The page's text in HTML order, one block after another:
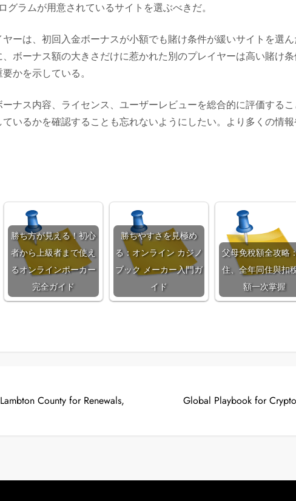
ラムが用意されているサイトを選ぶべきだ。
ーは、初回入金ボーナスが小額でも賭け条件が緩いサイトを選
ボーナス額の大きさだけに惹かれた別のプレイヤーは高い賭け
かを示している。
ナス内容、ライセンス、ユーザーレビューを総合的に評価する
いるかを確認することも忘れないようにしたい。より多くの情
勝ち方が見える！初心
者から上級者まで使え
るオンラインポーカー
完全ガイド
勝ちやすさを見極め
る：オンライン カジノ
ブック メーカー入門ガ
イド
父母免稅額全攻略
住、全年同住與扣
額一次掌握
County for Renewals,
Global Playbook for